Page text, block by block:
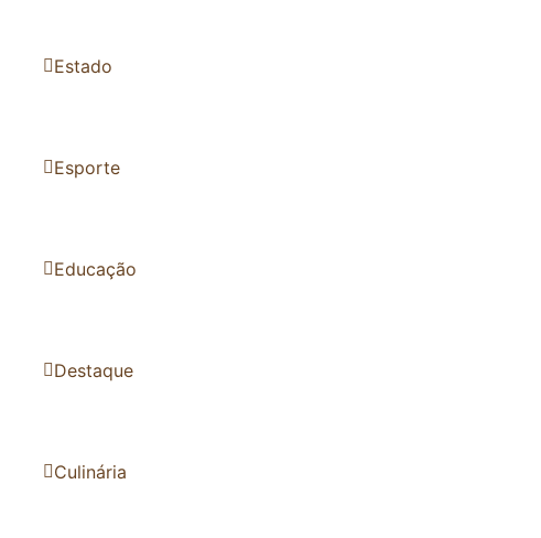
Estado
Esporte
Educação
Destaque
Culinária